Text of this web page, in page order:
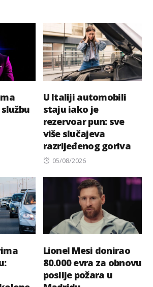
U Italiji automobili
staju iako je
rezervoar pun: sve
više slučajeva
razrijeđenog goriva
Posted
05/08/2026
Lionel Mesi donirao
80.000 evra za obnovu
poslije požara u